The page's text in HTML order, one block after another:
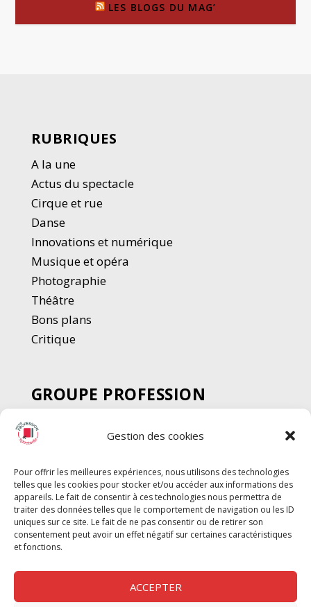
Gestion des cookies
Pour offrir les meilleures expériences, nous utilisons des technologies
telles que les cookies pour stocker et/ou accéder aux informations des
appareils. Le fait de consentir à ces technologies nous permettra de
traiter des données telles que le comportement de navigation ou les ID
uniques sur ce site. Le fait de ne pas consentir ou de retirer son
consentement peut avoir un effet négatif sur certaines caractéristiques
et fonctions.
ACCEPTER
LES BLOGS DU MAG’
RUBRIQUES
A la une
Actus du spectacle
Cirque et rue
Danse
Innovations et numérique
Musique et opéra
Photographie
Théâtre
Bons plans
Critique
GROUPE PROFESSION
SPECTACLE
Chèque Intermittents
Chèque Compta
Chèque Emploi Spectacle
G-Pods
Profession Audio-visuel